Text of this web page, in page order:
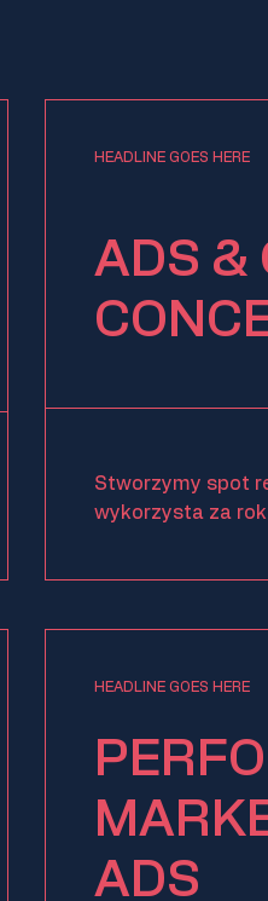
HEADLINE GOES HERE
ADS &
Stworzymy spot
wykorzysta za
HEADLINE GOES HERE
ADS